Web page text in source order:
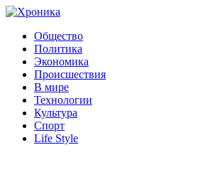
Общество
Политика
Экономика
Происшествия
В мире
Технологии
Культура
Спорт
Life Style